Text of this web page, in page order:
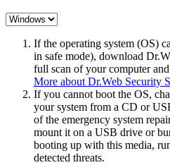
If the operating system (OS)
in safe mode), download
full scan of your computer
More about Dr.Web Security
If you cannot boot the OS,
your system from a CD or
of the emergency system
mount it on a USB drive or
booting up with this media,
detected threats.